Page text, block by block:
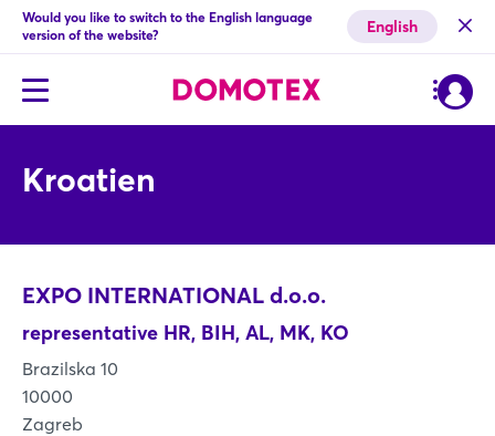
Would you like to switch to the English language
version of the website?
English
Kroatien
EXPO INTERNATIONAL d.o.o.
representative HR, BIH, AL, MK, KO
Brazilska 10
10000
Zagreb